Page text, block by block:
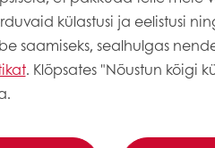
globaalseid
või ja munade
külastusi ja eelistusi
saamiseks, sealhulgas
. Klõpsates "Nõustun kõigi